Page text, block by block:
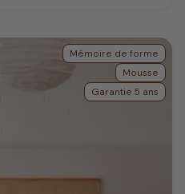
Mémoire de forme
Mousse
Garantie 5 ans